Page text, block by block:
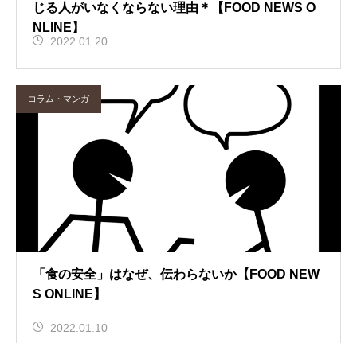
じる人がいなくならない理由＊【FOOD NEWS O
NLINE】
2022.01.20
コラム・マンガ
「食の安全」はなぜ、伝わらないか【FOOD NEW
S ONLINE】
2022.01.10